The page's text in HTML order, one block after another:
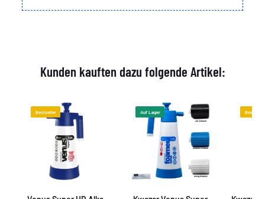
Kunden kauften dazu folgende Artikel:
Bestseller Auf Lager Bestseller